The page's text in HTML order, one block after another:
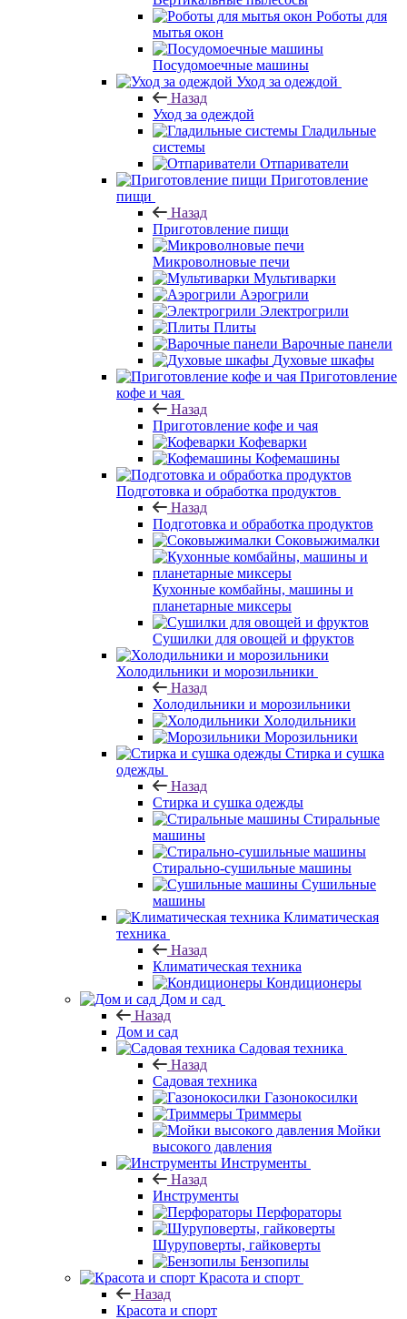
Роботы для
мытья окон
Посудомоечные машины
Уход за одеждой
Назад
Уход за одеждой
Гладильные
системы
Отпариватели
Приготовление
пищи
Назад
Приготовление пищи
Микроволновые печи
Мультиварки
Аэрогрили
Электрогрили
Плиты
Варочные панели
Духовые шкафы
Приготовление
кофе и чая
Назад
Приготовление кофе и чая
Кофеварки
Кофемашины
Подготовка и обработка продуктов
Назад
Подготовка и обработка продуктов
Соковыжималки
Кухонные комбайны, машины и
планетарные миксеры
Сушилки для овощей и фруктов
Холодильники и морозильники
Назад
Холодильники и морозильники
Холодильники
Морозильники
Стирка и сушка
одежды
Назад
Стирка и сушка одежды
Стиральные
машины
Стирально-сушильные машины
Сушильные
машины
Климатическая
техника
Назад
Климатическая техника
Кондиционеры
Дом и сад
Назад
Дом и сад
Садовая техника
Назад
Садовая техника
Газонокосилки
Триммеры
Мойки
высокого давления
Инструменты
Назад
Инструменты
Перфораторы
Шуруповерты, гайковерты
Бензопилы
Красота и спорт
Назад
Красота и спорт